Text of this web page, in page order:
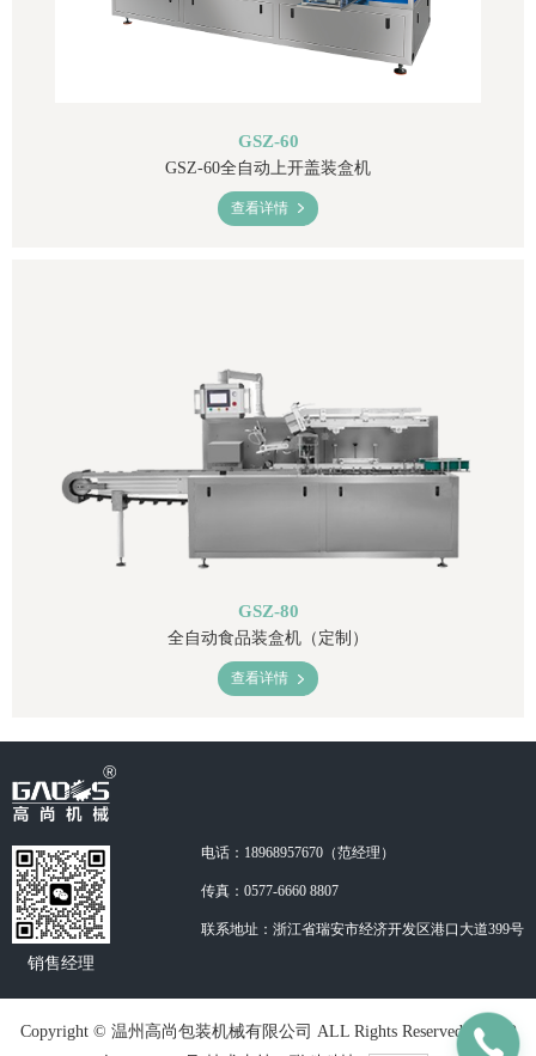
GSZ-60
GSZ-60全自动上开盖装盒机
查看详情
GSZ-80
全自动食品装盒机（定制）
查看详情
销售经理
电话：18968957670（范经理）
传真：0577-6660 8807
联系地址：浙江省瑞安市经济开发区港口大道399号
Copyright © 温州高尚包装机械有限公司 ALL Rights Reserveds 浙ICP